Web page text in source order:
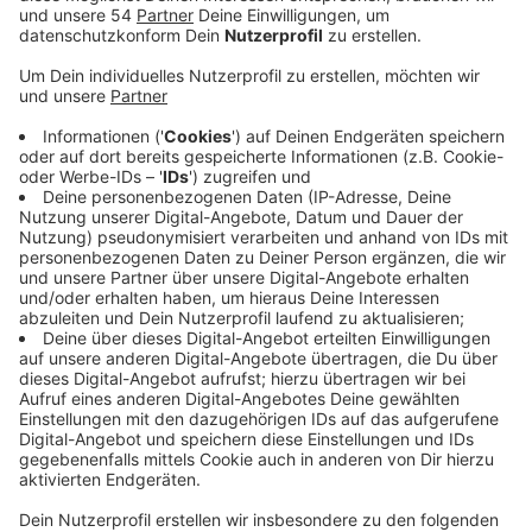
Anzeige
Wegen der steigenden Infektionszahlen schaue man
sich aber schon jetzt nach zusätzlichen, externen
Kräften um. Von den derzeit 77 Mitarbeitern im
Mönchengladbacher Gesundheitsamt kümmern sich
allein etwa 35 nur um die Nachverfolgung von
Kontaktpersonen. Nach Empfehlung von Bund und
Ländern wären zwar rund 65 optimal - laut Stadt sei
das Personal momentan aber noch ausreichend. Das
gelte auch für die Testkapazität in Mönchengladbach.
Angesichts der aktuellen Infektionszahlen hälts das
aber auch nicht für ewig. Deshalb plant die Stadt
gerade, kurzfristig externe Kräfte heranzuziehen. Die
könnten etwa aus den Bewerberlisten für andere Jobs
in der Stadtverwaltung rekrutiert werden. Möglich